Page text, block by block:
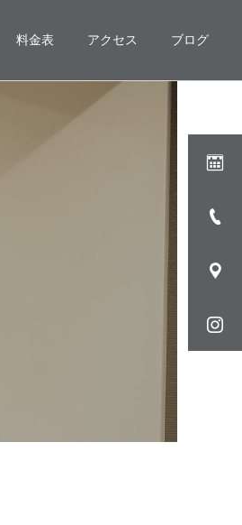
料金表 アクセス ブログ